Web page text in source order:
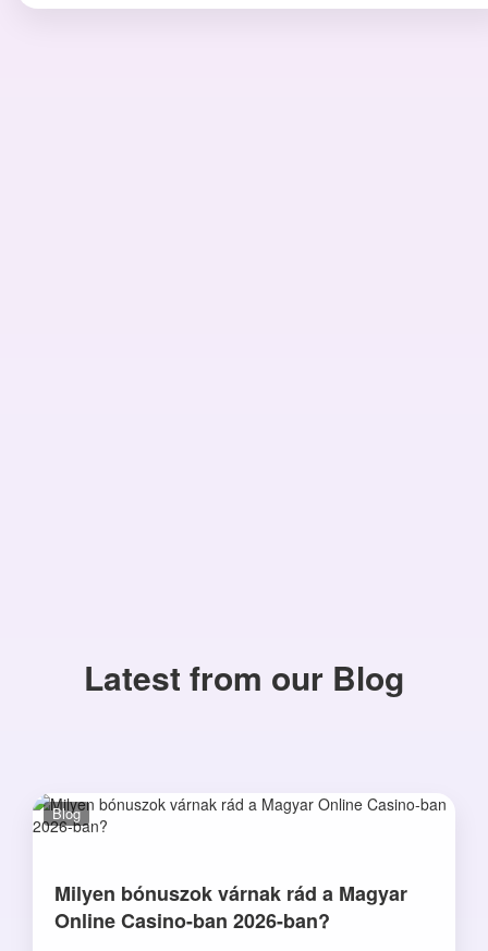
Latest from our Blog
Blog
Milyen bónuszok várnak rád a Magyar
Online Casino-ban 2026-ban?